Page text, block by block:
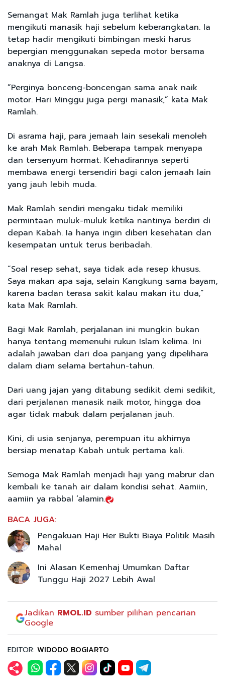
Semangat Mak Ramlah juga terlihat ketika
mengikuti manasik haji sebelum keberangkatan. Ia
tetap hadir mengikuti bimbingan meski harus
bepergian menggunakan sepeda motor bersama
anaknya di Langsa.
“Perginya bonceng-boncengan sama anak naik
motor. Hari Minggu juga pergi manasik,” kata Mak
Ramlah.
Di asrama haji, para jemaah lain sesekali menoleh
ke arah Mak Ramlah. Beberapa tampak menyapa
dan tersenyum hormat. Kehadirannya seperti
membawa energi tersendiri bagi calon jemaah lain
yang jauh lebih muda.
Mak Ramlah sendiri mengaku tidak memiliki
permintaan muluk-muluk ketika nantinya berdiri di
depan Kabah. Ia hanya ingin diberi kesehatan dan
kesempatan untuk terus beribadah.
“Soal resep sehat, saya tidak ada resep khusus.
Saya makan apa saja, selain Kangkung sama bayam,
karena badan terasa sakit kalau makan itu dua,”
kata Mak Ramlah.
Bagi Mak Ramlah, perjalanan ini mungkin bukan
hanya tentang memenuhi rukun Islam kelima. Ini
adalah jawaban dari doa panjang yang dipelihara
dalam diam selama bertahun-tahun.
Dari uang jajan yang ditabung sedikit demi sedikit,
dari perjalanan manasik naik motor, hingga doa
agar tidak mabuk dalam perjalanan jauh.
Kini, di usia senjanya, perempuan itu akhirnya
bersiap menatap Kabah untuk pertama kali.
Semoga Mak Ramlah menjadi haji yang mabrur dan
kembali ke tanah air dalam kondisi sehat. Aamiin,
aamiin ya rabbal ‘alamin.
BACA JUGA:
Pengakuan Haji Her Bukti Biaya Politik Masih
Mahal
Ini Alasan Kemenhaj Umumkan Daftar
Tunggu Haji 2027 Lebih Awal
Jadikan RMOL.ID sumber pilihan pencarian
Google
EDITOR: WIDODO BOGIARTO